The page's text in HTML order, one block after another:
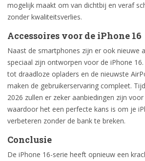
mogelijk maakt om van dichtbij en veraf
zonder kwaliteitsverlies.
Accessoires voor de iPhone 16
Naast de smartphones zijn er ook nieuwe
speciaal zijn ontworpen voor de iPhone
tot draadloze opladers en de nieuwste
maken de gebruikerservaring compleet.
2026 zullen er zeker aanbiedingen zijn
waardoor het een perfecte kans is om je
verbeteren zonder de bank te breken.
Conclusie
De iPhone 16-serie heeft opnieuw een